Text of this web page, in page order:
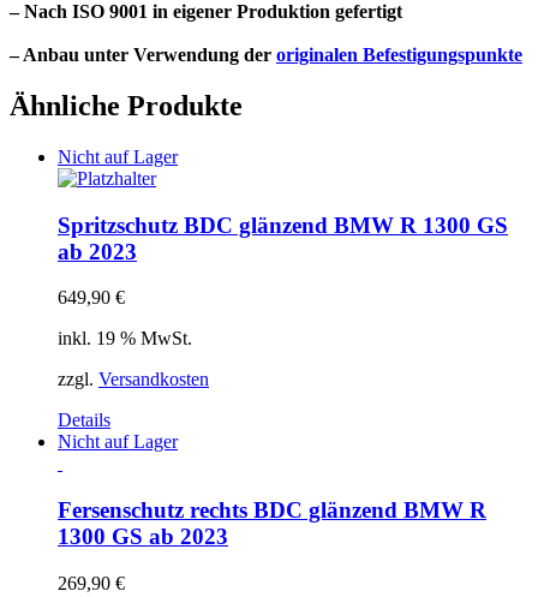
– Nach ISO 9001 in eigener Produktion gefertigt
– Anbau unter Verwendung der originalen Befestigungspunkte
Ähnliche Produkte
Nicht auf Lager
Spritzschutz BDC glänzend BMW R 1300 GS
ab 2023
649,90 €
inkl. 19 % MwSt.
zzgl. Versandkosten
Details
Nicht auf Lager
Fersenschutz rechts BDC glänzend BMW R
1300 GS ab 2023
269,90 €